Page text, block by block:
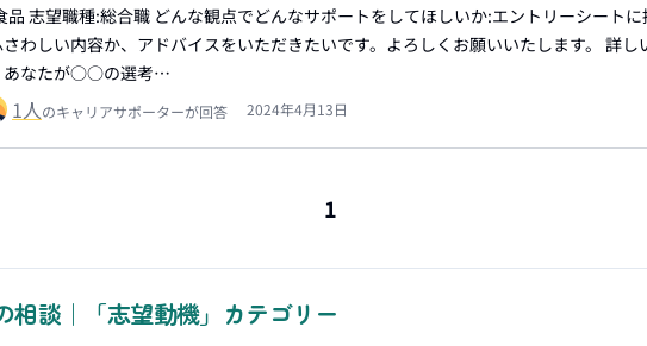
品 志望職種:総合職 どんな観点でどんなサポートをしてほしいか:エントリーシート
わしい内容か、アドバイスをいただきたいです。よろしくお願いいたします。 詳し
あなたが○○の選考…
1人のキャリアサポーターが回答 2024年4月13日
1
相談｜「志望動機」カテゴリー